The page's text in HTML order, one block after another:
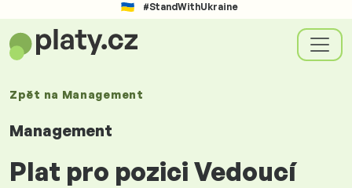
#StandWithUkraine
Zpět na Management
Management
Plat pro pozici Vedoucí